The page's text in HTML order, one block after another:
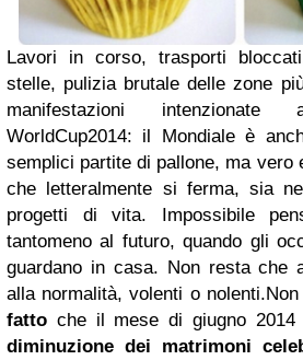
Lavori in corso, trasporti
stelle, pulizia brutale delle zone
manifestazioni
WorldCup2014: il Mondiale è
semplici partite di pallone, ma vero
che letteralmente si ferma, sia
progetti di vita. Impossibile
tantomeno al futuro, quando gli
guardano in casa. Non resta che
alla normalità, volenti o nolenti.
fatto che il mese di giugno 2014
diminuzione dei matrimoni